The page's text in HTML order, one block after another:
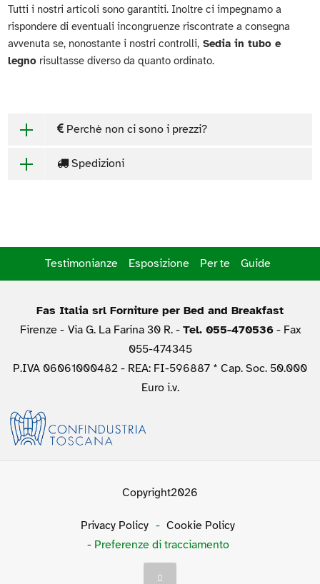
Tutti i nostri articoli sono garantiti. Inoltre ci impegnamo a
rispondere di eventuali incongruenze riscontrate a consegna
avvenuta se, nonostante i nostri controlli, Sedia in tubo e
legno risultasse diverso da quanto ordinato.
Perchè non ci sono i prezzi?
Spedizioni
Testimonianze Esposizione Per te Guide
Fas Italia srl Forniture per Bed and Breakfast
Firenze - Via G. La Farina 30 R. - Tel. 055-470536- Fax
055-474345
P.IVA 06061000482 - REA: FI-596887 * Cap. Soc. 50.000
Euro i.v.
Copyright2026
Privacy Policy - Cookie Policy
- Preferenze di tracciamento